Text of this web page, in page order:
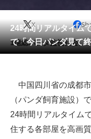
会員記事
メディア
ITの今と未来を見通す
スマホと通信の最新ト
進化するPCとデバイス
24時間リアルタイム
で「今日パンダ見て
X
1億総パンダ監視社会。
中国四川省の成都
（パンダ飼育施設）
24時間リアルタイム
住する各部屋を高画